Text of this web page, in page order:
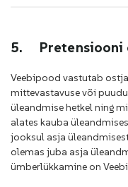
5. Pretensiooni
Veebipood vastutab
mittevastavuse või
üleandmise hetkel ning
alates kauba
jooksul asja
olemas juba asja
ümberlükkamine on